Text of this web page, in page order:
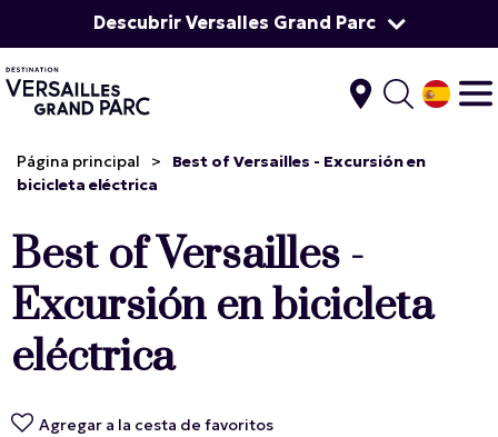
Descubrir Versalles Grand Parc
Página principal >
Best of Versailles - Excursión en
bicicleta eléctrica
Best of Versailles -
Excursión en bicicleta
eléctrica
Agregar a la cesta de favoritos